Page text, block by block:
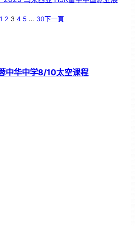
1 2 3 4 5 … 30下一頁
中华中学8/10太空课程